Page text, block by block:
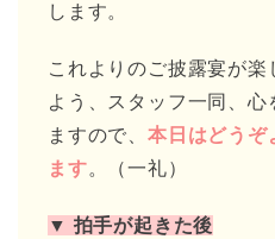
します。
これよりのご披露宴が
よう、スタッフ一同、心
ますので、 本日はどうぞ
ます。（一礼）
▼ 拍手が起きた後